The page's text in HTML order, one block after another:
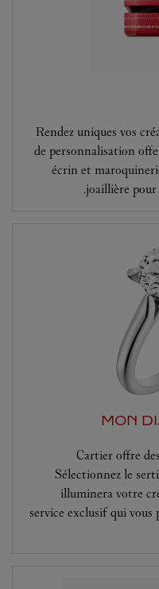
Rendez uniques vos
de personnalisation
écrin et
joaillière pour
MON
Cartier offre
Sélectionnez le
illuminera votre
service exclusif qui